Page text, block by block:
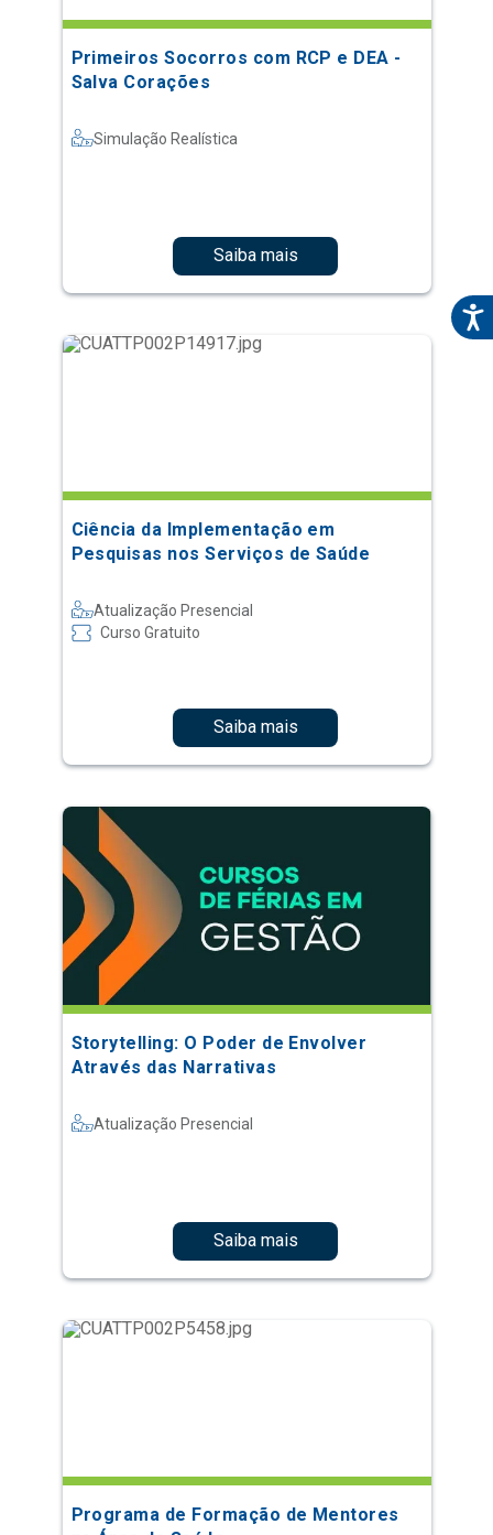
Primeiros Socorros com RCP e DEA -
Salva Corações
Simulação Realística
Saiba mais
Ciência da Implementação em
Pesquisas nos Serviços de Saúde
Atualização Presencial
Curso Gratuito
Saiba mais
Storytelling: O Poder de Envolver
Através das Narrativas
Atualização Presencial
Saiba mais
Programa de Formação de Mentores